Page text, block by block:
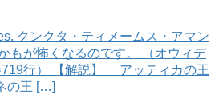
クンクタ・ティメームス・アマン
もが怖くなるのです。 （オウィデ
719行） 【解説】 アッティカの王
の王 […]